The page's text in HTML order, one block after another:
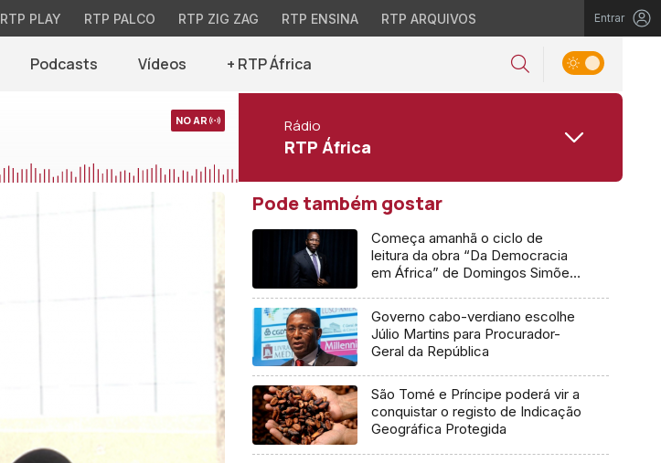
RTP PLAY RTP PALCO RTP ZIG ZAG RTP ENSINA RTP ARQUIVOS Entrar
Podcasts Vídeos + RTP África
NO AR Rádio
RTP África
Pode também gostar
Começa amanhã o ciclo de
leitura da obra “Da Democracia
em África” de Domingos Simões
Governo cabo-verdiano escolhe
Júlio Martins para Procurador-
Geral da República
São Tomé e Príncipe poderá vir a
conquistar o registo de Indicação
Geográfica Protegida